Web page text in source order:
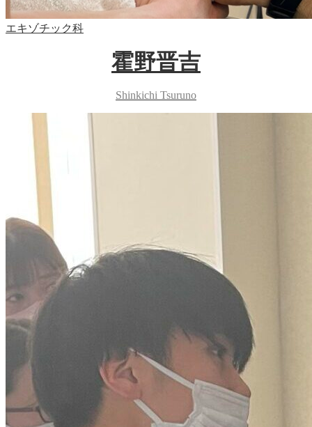
エキゾチック科
霍野晋吉
Shinkichi Tsuruno